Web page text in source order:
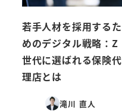
若手人材を採用するた
めのデジタル戦略：Z
世代に選ばれる保険代
理店とは
滝川 直人